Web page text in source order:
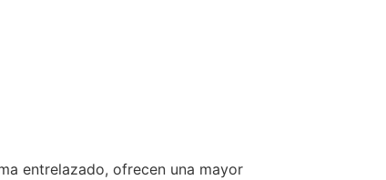
entrelazado, ofrecen una mayor